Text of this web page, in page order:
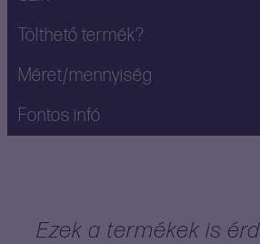
Tölthető termék?
Méret/mennyiség
Fontos infó
Ezek a termékek is